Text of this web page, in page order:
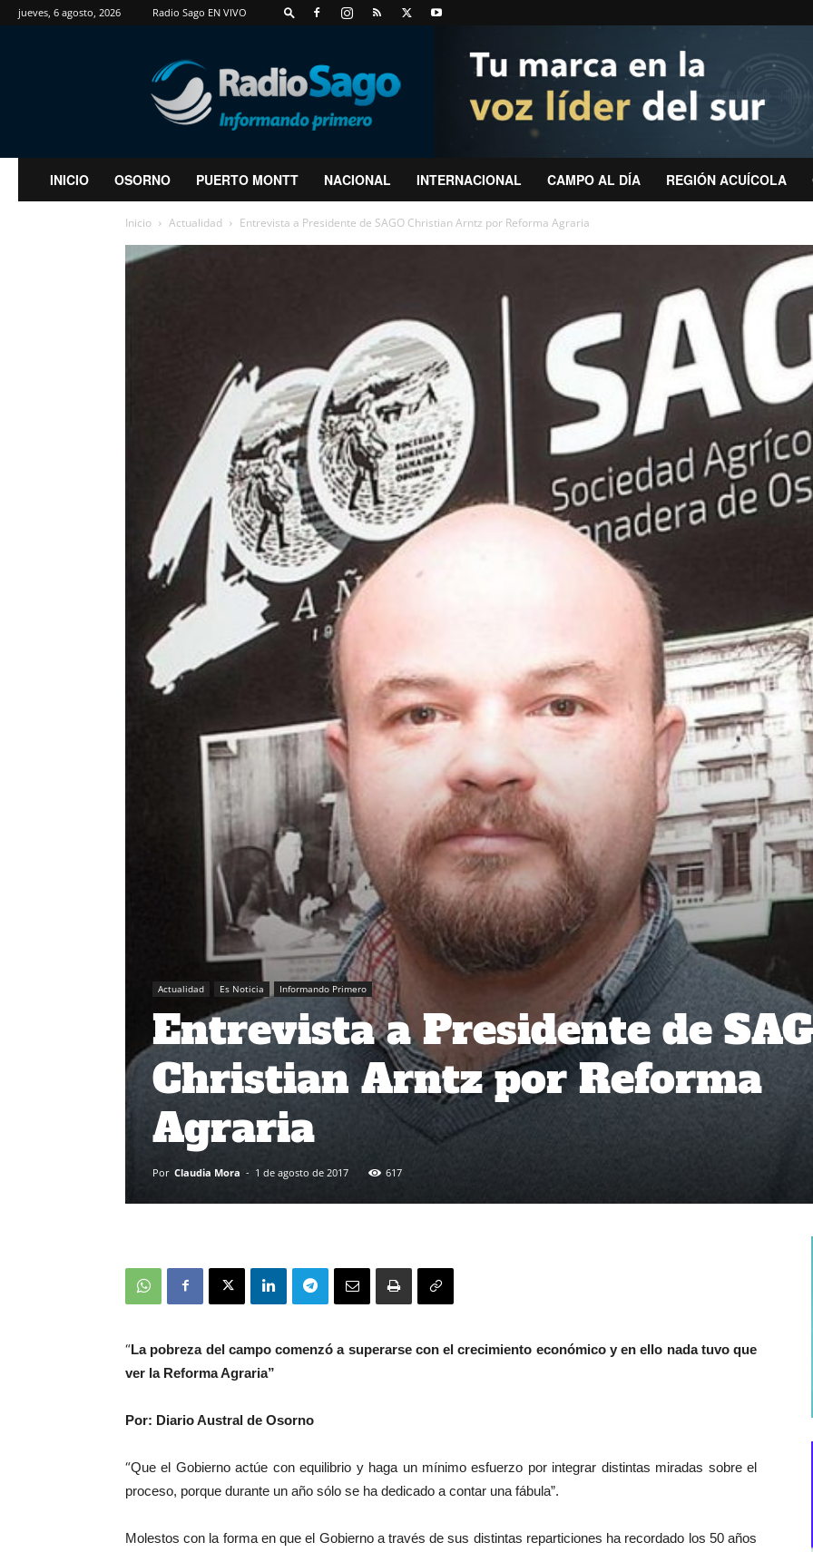
jueves, 6 agosto, 2026 Radio Sago EN VIVO
RadioSago
INICIO OSORNO PUERTO MONTT NACIONAL INTERNACIONAL CAMPO AL DÍA REGIÓN ACUÍCOLA
Inicio Actualidad Entrevista a Presidente de SAGO Christian Arntz por Reforma Agraria
Actualidad Es Noticia Informando Primero
Entrevista a Presidente de
Christian Arntz por Reforma
Agraria
Por Claudia Mora - 1 de agosto de 2017 617
“La pobreza del campo comenzó a superarse con el crecimiento económico y en ello nada tuvo que
ver la Reforma Agraria”
Por: Diario Austral de Osorno
“Que el Gobierno actúe con equilibrio y haga un mínimo esfuerzo por integrar distintas miradas sobre el
proceso, porque durante un año sólo se ha dedicado a contar una fábula”.
Molestos con la forma en que el Gobierno a través de sus distintas reparticiones ha recordado los 50 años